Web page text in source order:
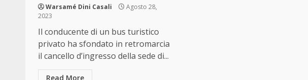
Warsamé Dini Casali
Agosto 28,
2023
Il conducente di un bus turistico
privato ha sfondato in retromarcia
il cancello d’ingresso della sede di...
Read More